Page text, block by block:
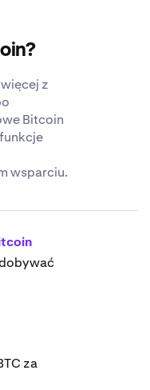
z
Bitcoin
wsparciu.
za